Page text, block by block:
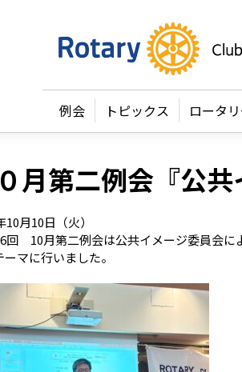
例会 トピックス ロータ
月第二例会『公共
10月10日（火）
回 10月第二例会は公共イメージ委員会に
マに行いました。